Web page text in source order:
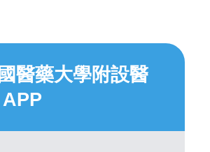
醫藥大學附設醫
APP